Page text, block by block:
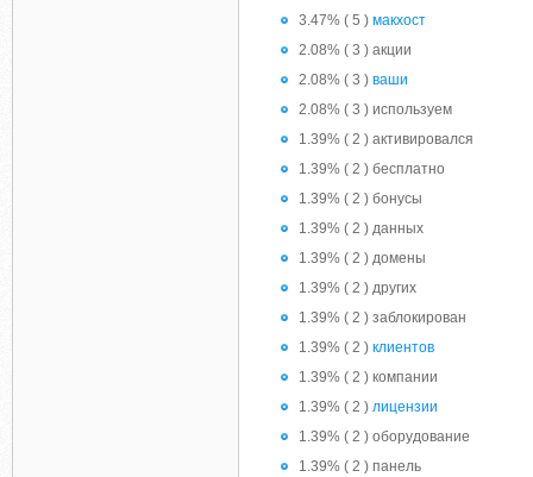
3.47% ( 5 ) макхост
2.08% ( 3 ) акции
2.08% ( 3 ) ваши
2.08% ( 3 ) используем
1.39% ( 2 ) активировался
1.39% ( 2 ) бесплатно
1.39% ( 2 ) бонусы
1.39% ( 2 ) данных
1.39% ( 2 ) домены
1.39% ( 2 ) других
1.39% ( 2 ) заблокирован
1.39% ( 2 ) клиентов
1.39% ( 2 ) компании
1.39% ( 2 ) лицензии
1.39% ( 2 ) оборудование
1.39% ( 2 ) панель